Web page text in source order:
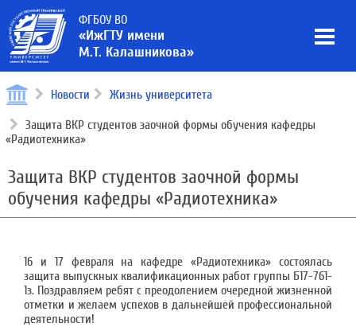
ФГБОУ ВО
«ИжГТУ имени
М.Т. Калашникова»
Новости Жизнь университета
Защита ВКР студентов заочной формы обучения кафедры
«Радиотехника»
Защита ВКР студентов заочной формы
обучения кафедры «Радиотехника»
16 и 17 февраля на кафедре «Радиотехника» состоялась
защита выпускных квалификационных работ группы Б17-761-
1з. Поздравляем ребят с преодолением очередной жизненной
отметки и желаем успехов в дальнейшей профессиональной
деятельности!